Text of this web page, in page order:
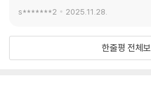
s*******2 2025.11.28.
한줄평 전체보